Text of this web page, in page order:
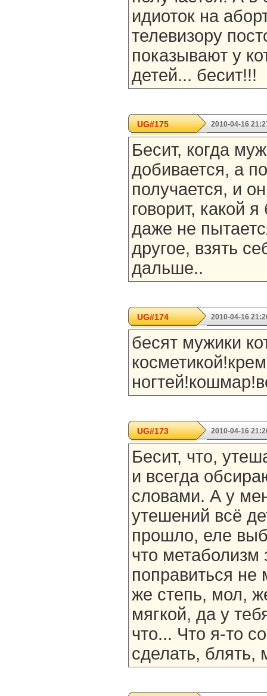
идиоток на
телевизору
показывают у
детей... бесит!!!
UG#175 2010-04-16
Бесит, когда
добивается, а
получается, и
говорит, какой
даже не
другое, взять
дальше..
UG#174 2010-04-16
бесят мужики
UG#173 2010-04-16
Бесит, что,
и всегда
словами. А у
утешений всё
прошло, еле
что метаболизм
поправиться не
же степь, мол,
мягкой, да у
что... Что я-то
сделать, блять,